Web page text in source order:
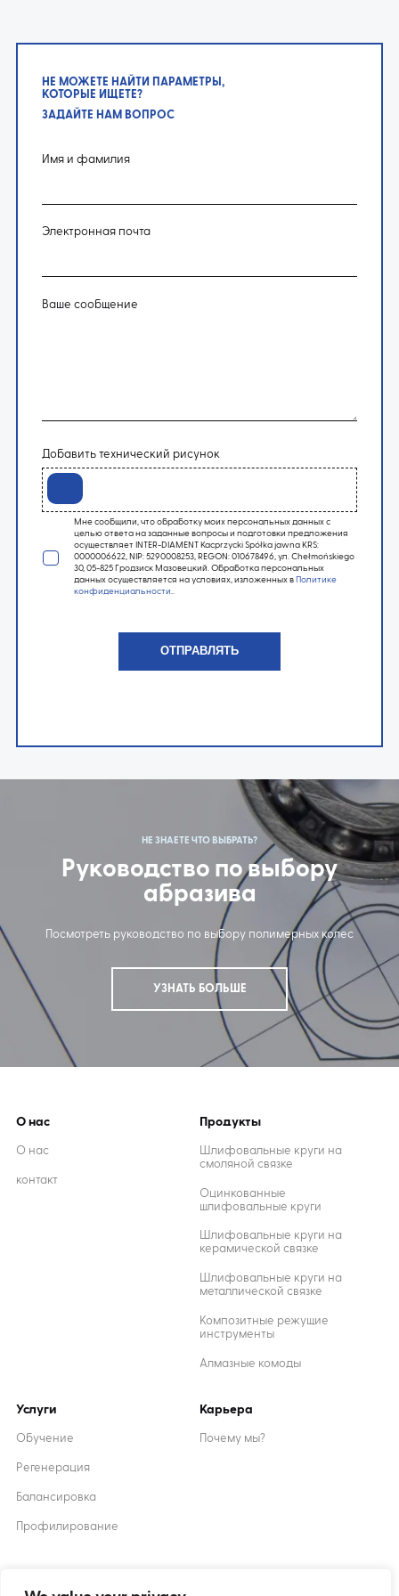
НЕ МОЖЕТЕ НАЙТИ ПАРАМЕТРЫ,
КОТОРЫЕ ИЩЕТЕ?
ЗАДАЙТЕ НАМ ВОПРОС
Имя и фамилия
Электронная почта
Ваше сообщение
Добавить технический рисунок
Мне сообщили, что обработку моих персональных данных с
целью ответа на заданные вопросы и подготовки предложения
осуществляет INTER-DIAMENT Kacprzycki Spółka jawna KRS:
0000006622, NIP: 5290008253, REGON: 010678496, ул. Chełmońskiego
30, 05-825 Гродзиск Мазовецкий. Обработка персональных
данных осуществляется на условиях, изложенных в Политике
конфиденциальности..
НЕ ЗНАЕТЕ ЧТО ВЫБРАТЬ?
Руководство по выбору
абразива
Посмотреть руководство по выбору полимерных колес
УЗНАТЬ БОЛЬШЕ
О нас
О нас
контакт
Продукты
Шлифовальные круги на
смоляной связке
Оцинкованные
шлифовальные круги
Шлифовальные круги на
керамической связке
Шлифовальные круги на
металлической связке
Композитные режущие
инструменты
Алмазные комоды
Услуги
Обучение
Регенерация
Балансировка
Профилирование
Карьера
Почему мы?